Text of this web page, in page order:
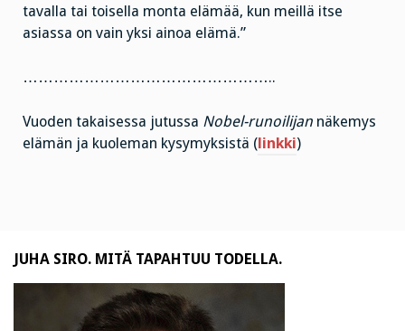
tavalla tai toisella monta elämää, kun meillä itse
asiassa on vain yksi ainoa elämä.”
…………………………………………..
Vuoden takaisessa jutussa Nobel-runoilijan näkemys
elämän ja kuoleman kysymyksistä (linkki)
JUHA SIRO. MITÄ TAPAHTUU TODELLA.